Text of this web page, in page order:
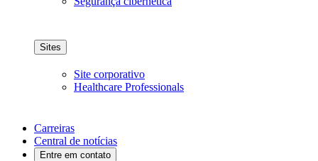
Sites
Site corporativo
Healthcare Professionals
Carreiras
Central de notícias
Entre em contato